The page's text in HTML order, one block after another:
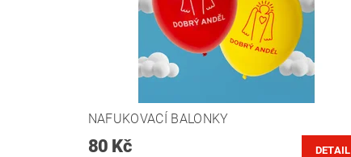
NAFUKOVACÍ BALONKY
80 Kč DETAIL